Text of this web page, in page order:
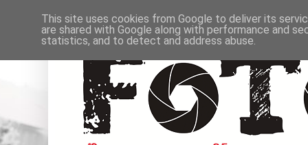
This site uses cookies from Google to deliver its
are shared with Google along with performance and
statistics, and to detect and address abuse.